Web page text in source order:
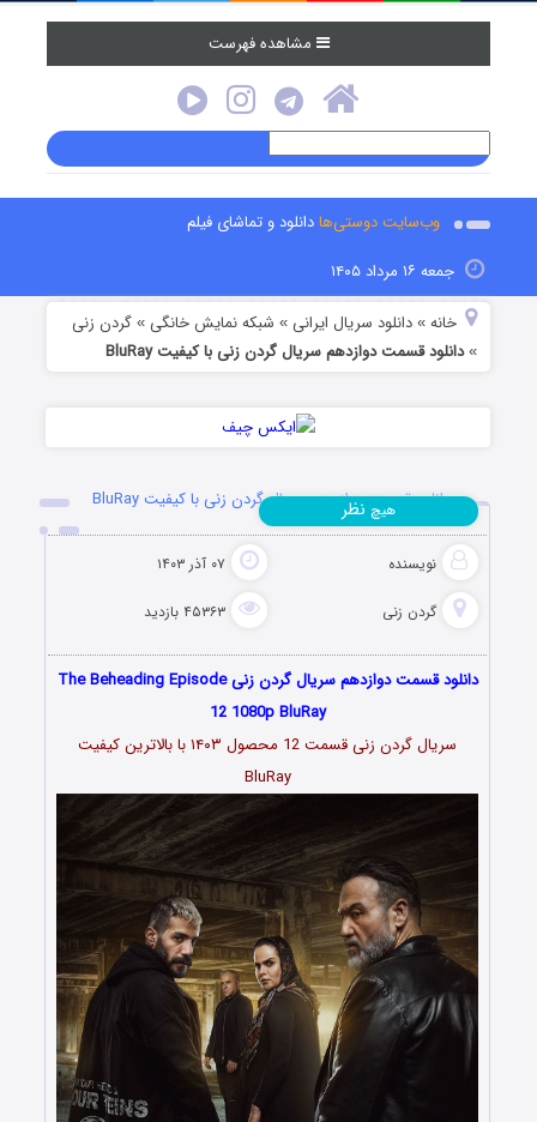
مشاهده فهرست
وب‌سایت دوستی‌هادانلود و تماشای فیلم
جمعه ۱۶ مرداد ۱۴۰۵
خانه »دانلود سریال ایرانی » شبکه نمایش خانگی »گردن زنی
»دانلود قسمت دوازدهم سریال گردن زنی با کیفیت BluRay
دانلود قسمت دوازدهم سریال گردن زنی با کیفیت BluRay
نویسنده ۰۷ آذر ۱۴۰۳
گردن زنی ۴۵۳۶۳ بازدید
هیچ نظر
دانلود قسمت دوازدهم سریال گردن زنی The Beheading Episode
12 1080p BluRay
سریال گردن زنی قسمت 12 محصول ۱۴۰۳ با بالاترین کیفیت
BluRay